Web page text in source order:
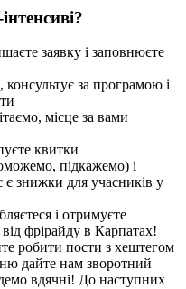
заявку і заповнюєте
за програмою і
місце за вами
квитки
підкажемо) і
є знижки для учасників у
і отримуєте
фрірайду в Карпатах!
робити пости з хештегом
дайте нам зворотний
вдячні! До наступних